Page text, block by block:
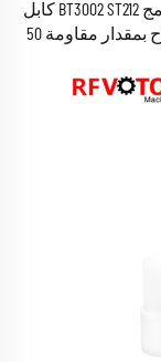
توريد مصنع موصلات RF المحورية MBC ذكر مدمج BT3002 ST212 كابل
محوري مقاومة 50ohm موصل محوري (rf) متاح بمقدار مقاومة 50